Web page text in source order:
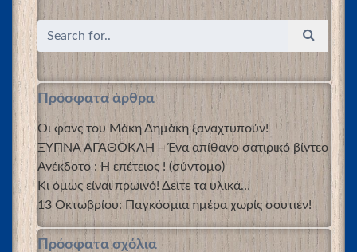
Πρόσφατα άρθρα
Οι φανς του Μάκη Δημάκη ξαναχτυπούν!
ΞΥΠΝΑ ΑΓΑΘΟΚΛΗ – Ένα απίθανο σατιρικό βίντεο
Ανέκδοτο : Η επέτειος ! (σύντομο)
Κι όμως είναι πρωινό! Δείτε τα υλικά…
13 Οκτωβρίου: Παγκόσμια ημέρα χωρίς σουτιέν!
Πρόσφατα σχόλια